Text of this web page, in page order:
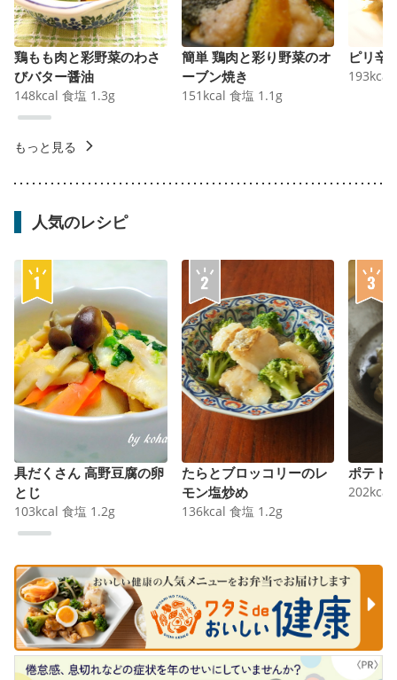
鶏もも肉と彩野菜のわさ
びバター醤油
148kcal 食塩 1.3g
簡単 鶏肉と彩り野菜のオ
ーブン焼き
151 kcal 食塩 1.1 g
ピリ辛
193kcal
もっと見る
人気のレシピ
具だくさん 高野豆腐の卵
とじ
103kcal 食塩 1.2g
たらとブロッコリーのレ
モン塩炒め
136kcal 食塩 1.2g
ポテト
202kcal